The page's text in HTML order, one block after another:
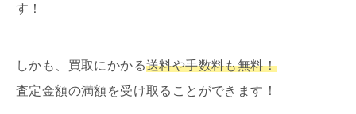
す！
しかも、買取にかかる送料や手数料も無料！
査定金額の満額を受け取ることができます！